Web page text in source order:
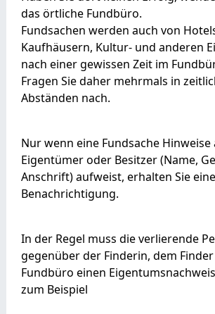
das örtliche Fundbüro.
Fundsachen werden auch von
Kaufhäusern, Kultur- und anderen
nach einer gewissen Zeit im
Fragen Sie daher mehrmals in
Abständen nach.
Nur wenn eine Fundsache Hinweise
Eigentümer oder Besitzer (Name,
Anschrift) aufweist, erhalten Sie eine
Benachrichtigung.
In der Regel muss die verlierende
gegenüber der Finderin, dem
Fundbüro einen
zum Beispiel